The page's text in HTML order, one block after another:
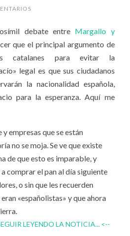
debate entre Margallo y
que el principal argumento de
catalanes para evitar la
legal es que sus ciudadanos
la nacionalidad española,
para la esperanza. Aquí me
empresas que se están
no se moja. Se ve que existe
de que esto es imparable, y
comprar el pan al día siguiente
o sin que les recuerden
«españolistas» y que ahora
LEYENDO LA NOTICIA... <--